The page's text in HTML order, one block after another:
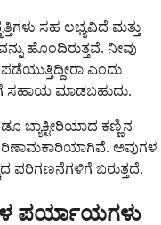
ಸಹ ಲಭ್ಯವಿದೆ ಮತ್ತು
ಹೊಂದಿರುತ್ತವೆ. ನೀವು
ಎಂದು
ಸಹಾಯ ಮಾಡಬಹುದು.
ಬ್ಯಾಕ್ಟೀರಿಯಾದ ಕಣ್ಣಿನ
ಅವುಗಳ
ಪರಿಗಣನೆಗಳಿಗೆ ಬರುತ್ತದೆ.
ಪರ್ಯಾಯಗಳು